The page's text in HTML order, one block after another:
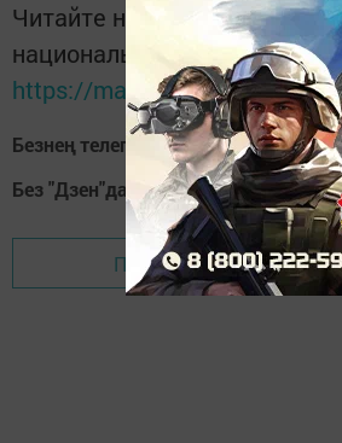
Читайте новости
национальном
https://max.ru/tatmedia
Безнең телеграм каналга
Без "Дзен"да!
Дзен
Перейти на страницу